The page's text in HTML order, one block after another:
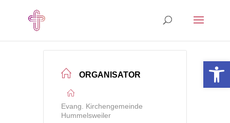
ORGANISATOR
Evang. Kirchengemeinde
Hummelsweiler